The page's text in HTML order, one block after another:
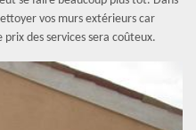
vos murs extérieurs car
des services sera coûteux.